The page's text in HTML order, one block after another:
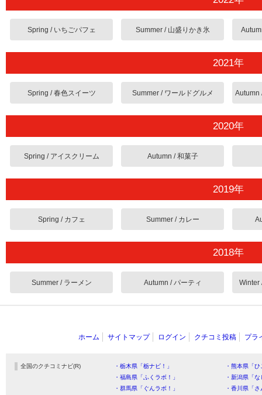
Spring / いちごパフェ Summer / 山盛りかき氷
2021年
Spring / 春色スイーツ Summer / ワールドグルメ
2020年
Spring / アイスクリーム Autumn / 和菓子
2019年
Spring / カフェ Summer / カレー
2018年
Summer / ラーメン Autumn / パーティ Winter
ホーム サイトマップ ログイン クチコミ投稿 プラ
全国のクチコミナビ(R) ・栃木県「栃ナビ！」
・熊本県「
・福島県「ふくラボ！」
・新潟県「
・群馬県「ぐんラボ！」
・香川県「